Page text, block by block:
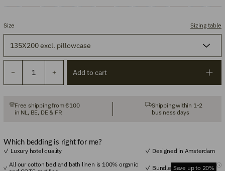
Size Sizing table
Add to cart
Free shipping from €100
in NL, BE, DE & FR
Shipping within 1-2
business days
Which bedding is right for me?
Luxury hotel quality
Designed in Amsterdam
All our cotton bed and bath linen is 100% organic
Bundle Save up to 20%